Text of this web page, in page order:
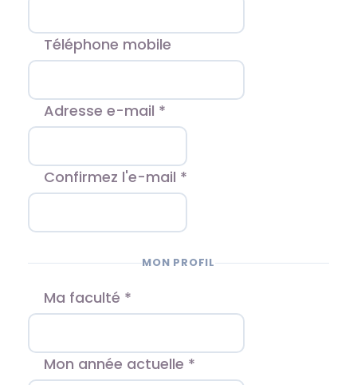
Téléphone mobile
Adresse e-mail *
Confirmez l'e-mail *
MON PROFIL
Ma faculté *
Mon année actuelle *